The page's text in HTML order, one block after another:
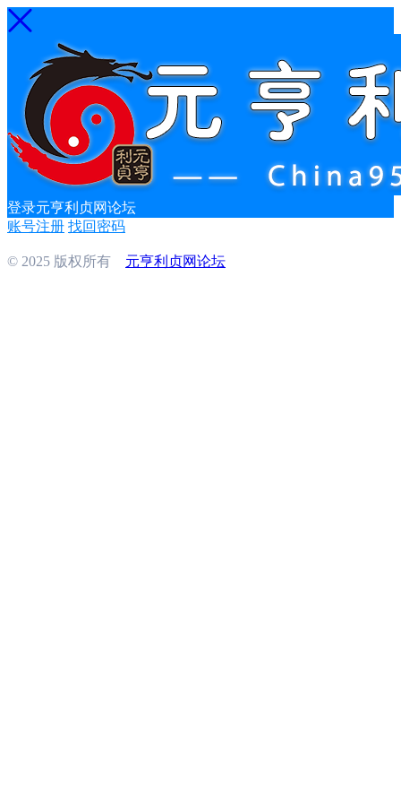
登录元亨利贞网论坛
账号注册 找回密码
© 2025 版权所有 元亨利贞网论坛